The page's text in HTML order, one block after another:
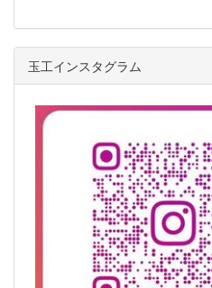
玉工インスタグラム